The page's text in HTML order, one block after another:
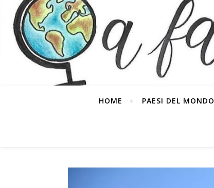
HOME PAESI DEL MONDO